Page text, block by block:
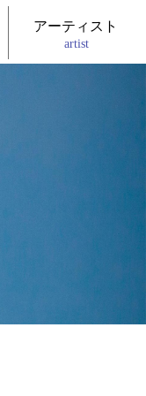
アーティスト
artist